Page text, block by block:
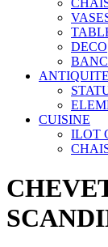
DECO
CUISINE
ILOT